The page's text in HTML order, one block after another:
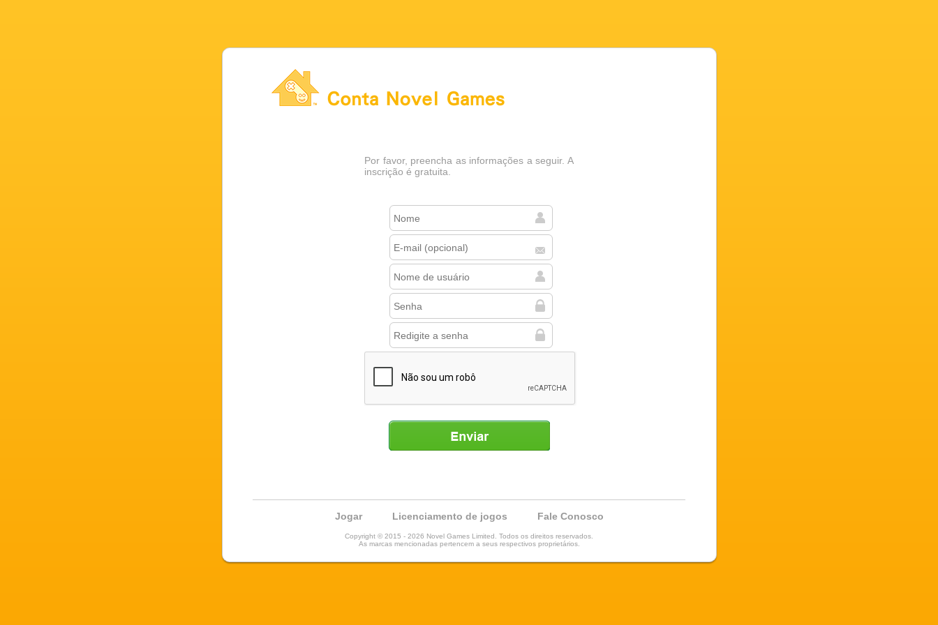
Por favor, preencha as informações a seguir. A
inscrição é gratuita.
Jogar Licenciamento de jogos Fale Conosco
Copyright © 2015 - 2026 Novel Games Limited. Todos os direitos reservados.
As marcas mencionadas pertencem a seus respectivos proprietários.